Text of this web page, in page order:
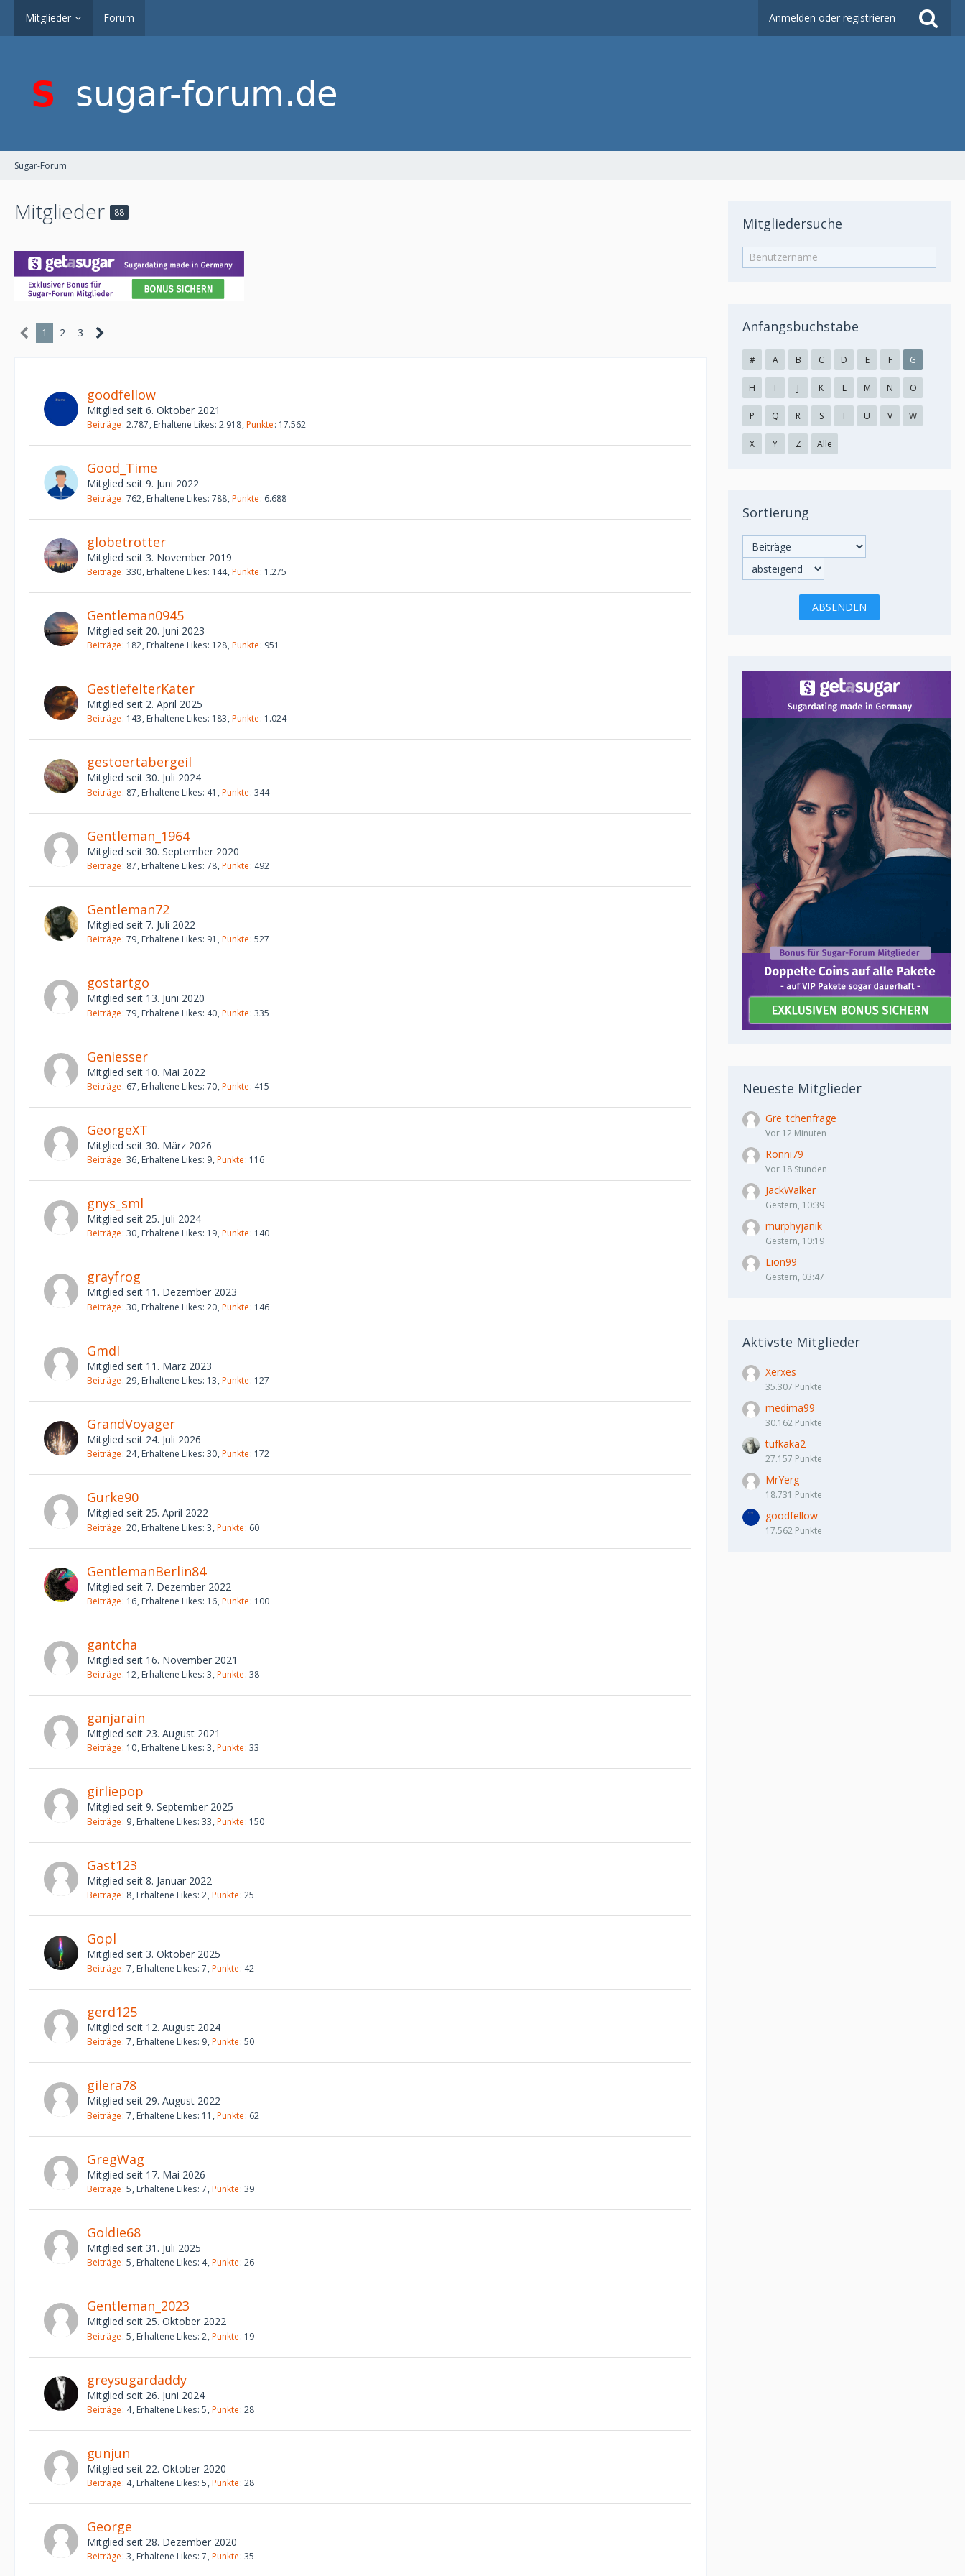
Mitglieder Forum Anmelden oder registrieren
Sugar-Forum
Mitglieder 88
1 2 3
goodfellow
Mitglied seit 6. Oktober 2021
Beiträge 2.787 Erhaltene Likes 2.918 Punkte 17.562
Good_Time
Mitglied seit 9. Juni 2022
Beiträge 762 Erhaltene Likes 788 Punkte 6.688
globetrotter
Mitglied seit 3. November 2019
Beiträge 330 Erhaltene Likes 144 Punkte 1.275
Gentleman0945
Mitglied seit 20. Juni 2023
Beiträge 182 Erhaltene Likes 128 Punkte 951
GestiefelterKater
Mitglied seit 2. April 2025
Beiträge 143 Erhaltene Likes 183 Punkte 1.024
gestoertabergeil
Mitglied seit 30. Juli 2024
Beiträge 87 Erhaltene Likes 41 Punkte 344
Gentleman_1964
Mitglied seit 30. September 2020
Beiträge 87 Erhaltene Likes 78 Punkte 492
Gentleman72
Mitglied seit 7. Juli 2022
Beiträge 79 Erhaltene Likes 91 Punkte 527
gostartgo
Mitglied seit 13. Juni 2020
Beiträge 79 Erhaltene Likes 40 Punkte 335
Geniesser
Mitglied seit 10. Mai 2022
Beiträge 67 Erhaltene Likes 70 Punkte 415
GeorgeXT
Mitglied seit 30. März 2026
Beiträge 36 Erhaltene Likes 9 Punkte 116
gnys_sml
Mitglied seit 25. Juli 2024
Beiträge 30 Erhaltene Likes 19 Punkte 140
grayfrog
Mitglied seit 11. Dezember 2023
Beiträge 30 Erhaltene Likes 20 Punkte 146
Gmdl
Mitglied seit 11. März 2023
Beiträge 29 Erhaltene Likes 13 Punkte 127
GrandVoyager
Mitglied seit 24. Juli 2026
Beiträge 24 Erhaltene Likes 30 Punkte 172
Gurke90
Mitglied seit 25. April 2022
Beiträge 20 Erhaltene Likes 3 Punkte 60
GentlemanBerlin84
Mitglied seit 7. Dezember 2022
Beiträge 16 Erhaltene Likes 16 Punkte 100
gantcha
Mitglied seit 16. November 2021
Beiträge 12 Erhaltene Likes 3 Punkte 38
ganjarain
Mitglied seit 23. August 2021
Beiträge 10 Erhaltene Likes 3 Punkte 33
girliepop
Mitglied seit 9. September 2025
Beiträge 9 Erhaltene Likes 33 Punkte 150
Gast123
Mitglied seit 8. Januar 2022
Beiträge 8 Erhaltene Likes 2 Punkte 25
Gopl
Mitglied seit 3. Oktober 2025
Beiträge 7 Erhaltene Likes 7 Punkte 42
gerd125
Mitglied seit 12. August 2024
Beiträge 7 Erhaltene Likes 9 Punkte 50
gilera78
Mitglied seit 29. August 2022
Beiträge 7 Erhaltene Likes 11 Punkte 62
GregWag
Mitglied seit 17. Mai 2026
Beiträge 5 Erhaltene Likes 7 Punkte 39
Goldie68
Mitglied seit 31. Juli 2025
Beiträge 5 Erhaltene Likes 4 Punkte 26
Gentleman_2023
Mitglied seit 25. Oktober 2022
Beiträge 5 Erhaltene Likes 2 Punkte 19
greysugardaddy
Mitglied seit 26. Juni 2024
Beiträge 4 Erhaltene Likes 5 Punkte 28
gunjun
Mitglied seit 22. Oktober 2020
Beiträge 4 Erhaltene Likes 5 Punkte 28
George
Mitglied seit 28. Dezember 2020
Beiträge 3 Erhaltene Likes 7 Punkte 35
Mitgliedersuche
Anfangsbuchstabe
# A B C D E F G
H I J K L M N O
P Q R S T U V W
X Y Z Alle
Sortierung
Neueste Mitglieder
Gre_tchenfrage
Vor 12 Minuten
Ronni79
Vor 18 Stunden
JackWalker
Gestern, 10:39
murphyjanik
Gestern, 10:19
Lion99
Gestern, 03:47
Aktivste Mitglieder
Xerxes
35.307 Punkte
medima99
30.162 Punkte
tufkaka2
27.157 Punkte
MrYerg
18.731 Punkte
goodfellow
17.562 Punkte